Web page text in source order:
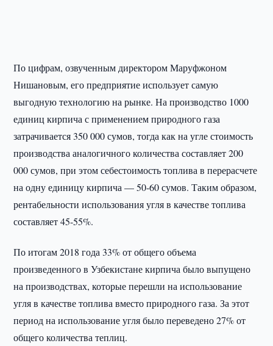
По цифрам, озвученным директором Маруфжоном
Нишановым, его предприятие использует самую
выгодную технологию на рынке. На производство 1000
единиц кирпича с применением природного газа
затрачивается 350 000 сумов, тогда как на угле стоимость
производства аналогичного количества составляет 200
000 сумов, при этом себестоимость топлива в перерасчете
на одну единицу кирпича — 50-60 сумов. Таким образом,
рентабельности использования угля в качестве топлива
составляет 45-55%.
По итогам 2018 года 33% от общего объема
произведенного в Узбекистане кирпича было выпущено
на производствах, которые перешли на использование
угля в качестве топлива вместо природного газа. За этот
период на использование угля было переведено 27% от
общего количества теплиц.